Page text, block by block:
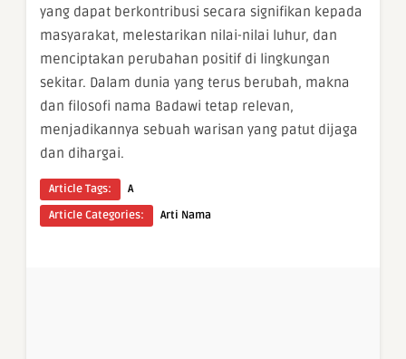
yang dapat berkontribusi secara signifikan kepada
masyarakat, melestarikan nilai-nilai luhur, dan
menciptakan perubahan positif di lingkungan
sekitar. Dalam dunia yang terus berubah, makna
dan filosofi nama Badawi tetap relevan,
menjadikannya sebuah warisan yang patut dijaga
dan dihargai.
Article Tags:
A
Article Categories:
Arti Nama